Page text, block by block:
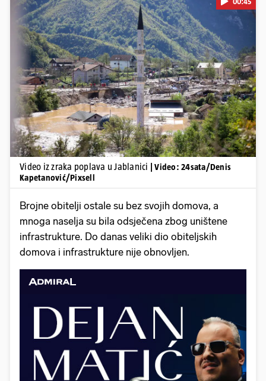
Pokretanje videa...
Video iz zraka poplava u Jablanici
| Video: 24sata/Denis
Kapetanović/Pixsell
Brojne obitelji ostale su bez svojih domova, a
mnoga naselja su bila odsječena zbog uništene
infrastrukture. Do danas veliki dio obiteljskih
domova i infrastrukture nije obnovljen.